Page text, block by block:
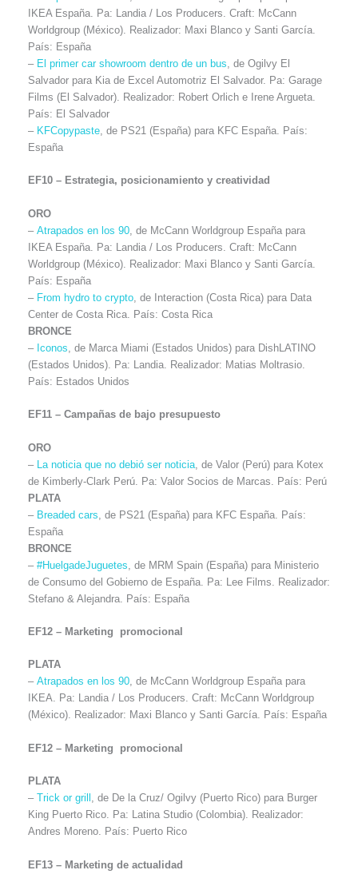
IKEA España. Pa: Landia / Los Producers. Craft: McCann
Worldgroup (México). Realizador: Maxi Blanco y Santi García.
País: España
– El primer car showroom dentro de un bus , de Ogilvy El
Salvador para Kia de Excel Automotriz El Salvador. Pa: Garage
Films (El Salvador). Realizador: Robert Orlich e Irene Argueta.
País: El Salvador
– KFCopypaste , de PS21 (España) para KFC España. País:
España
EF10 – Estrategia, posicionamiento y creatividad
ORO
– Atrapados en los 90 , de McCann Worldgroup España para
IKEA España. Pa: Landia / Los Producers. Craft: McCann
Worldgroup (México). Realizador: Maxi Blanco y Santi García.
País: España
– From hydro to crypto , de Interaction (Costa Rica) para Data
Center de Costa Rica. País: Costa Rica
BRONCE
– Iconos , de Marca Miami (Estados Unidos) para DishLATINO
(Estados Unidos). Pa: Landia. Realizador: Matias Moltrasio.
País: Estados Unidos
EF11 – Campañas de bajo presupuesto
ORO
– La noticia que no debió ser noticia , de Valor (Perú) para Kotex
de Kimberly-Clark Perú. Pa: Valor Socios de Marcas. País: Perú
PLATA
–Breaded cars , de PS21 (España) para KFC España. País:
España
BRONCE
– #HuelgadeJuguetes , de MRM Spain (España) para Ministerio
de Consumo del Gobierno de España. Pa: Lee Films. Realizador:
Stefano & Alejandra. País: España
EF12 – Marketing promocional
PLATA
– Atrapados en los 90, de McCann Worldgroup España para
IKEA. Pa: Landia / Los Producers. Craft: McCann Worldgroup
(México). Realizador: Maxi Blanco y Santi García. País: España
EF12 – Marketing promocional
PLATA
– Trick or grill , de De la Cruz/ Ogilvy (Puerto Rico) para Burger
King Puerto Rico. Pa: Latina Studio (Colombia). Realizador:
Andres Moreno. País: Puerto Rico
EF13 – Marketing de actualidad